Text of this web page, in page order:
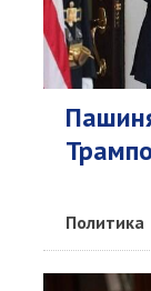
Политика